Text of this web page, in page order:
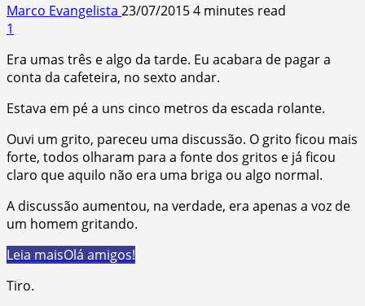
Marco Evangelista 23/07/20154 minutes read
1
Era umas três e algo da tarde. Eu acabara de pagar a
conta da cafeteira, no sexto andar.
Estava em pé a uns cinco metros da escada rolante.
Ouvi um grito, pareceu uma discussão. O grito ficou mais
forte, todos olharam para a fonte dos gritos e já ficou
claro que aquilo não era uma briga ou algo normal.
A discussão aumentou, na verdade, era apenas a voz de
um homem gritando.
Leia maisOlá amigos!
Tiro.